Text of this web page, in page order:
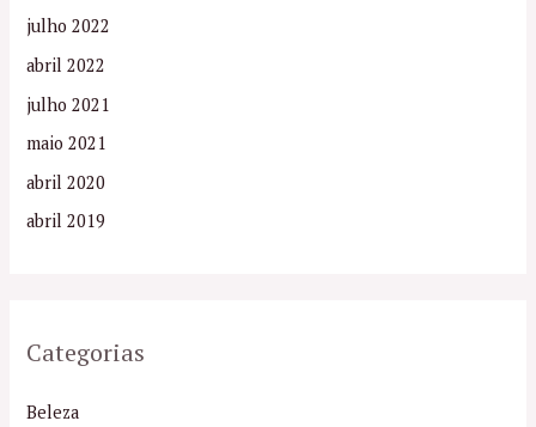
julho 2022
abril 2022
julho 2021
maio 2021
abril 2020
abril 2019
Categorias
Beleza